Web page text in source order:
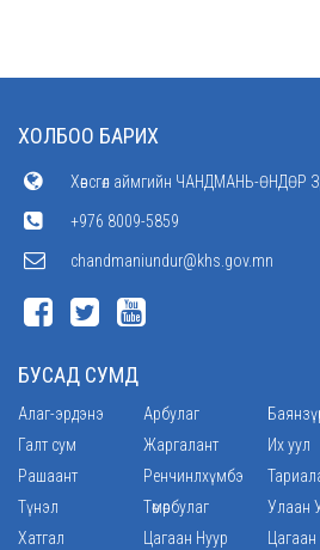
ХОЛБОО БАРИХ
Хөвсгөл аймгийн ЧАНДМАНЬ-ӨНДӨР
+976 8009-5859
chandmaniundur@khs.gov.mn
БУСАД СУМД
Алаг-эрдэнэ Арбулаг
Галт сум
Жаргалант Их уул
Рашаант
Ренчинлхүмбэ
Түнэл
Төмөрбулаг Улаан
Хатгал
Цагаан Нуур